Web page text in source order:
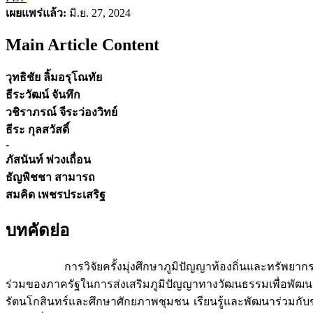
เผยแพร่แล้ว: มิ.ย. 27, 2024
Main Article Content
วุทธิชัย ลิ้มอรุโณทัย
ธีระวัฒน์ จันทึก
วชิราภรณ์ จีระว่องวิทย์
ธีระ กุลสวัสดิ์
-
ภัสนันท์ พ่วงเถื่อน
ธัญพิชชา สามารถ
สมคิด เพชรประเสริฐ
บทคัดย่อ
การวิจัยครั้งมุ่งศึกษาภูมิปัญญาท้องถิ่นและทรัพยากรทาง
ร่วมของภาครัฐในการส่งเสริมภูมิปัญญาทางวัฒนธรรมเพื่
รัตนโกสินทร์และศึกษาศักยภาพชุมชน เรียนรู้และพัฒนาร่วมกับ